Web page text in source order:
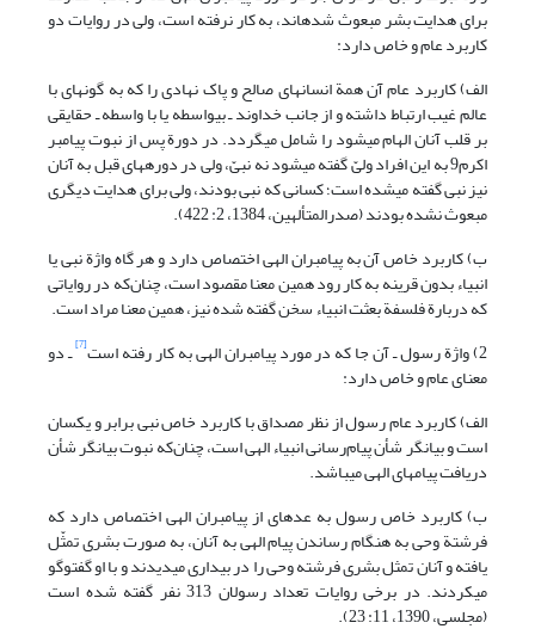
برای هدایت بشر مبعوث شده­اند، به کار نرفته است، ولی در روایات دو
کاربرد عام و خاص دارد:
الف) کاربرد عام آن همة انسان­های صالح و پاک نهادی را که به گونه­ای با
عالم غیب ارتباط داشته و از جانب خداوند ـ بی­واسطه یا با واسطه ـ حقایقی
بر قلب آنان الهام می­شود را شامل می‏گردد. در دورة پس از نبوت پیامبر
اکرم9 به این افراد ولیّ گفته می­شود نه نبیّ، ولی در دوره­های قبل به آنان
نیز نبی گفته می­شده است؛ کسانی که نبی بودند، ولی برای هدایت دیگری
مبعوث نشده بودند (صدرالمتألهین، 1384، 2: 422).
ب) کاربرد خاص آن به پیامبران الهی اختصاص دارد و هر گاه واژة نبی یا
انبیاء بدون قرینه به کار رود همین معنا مقصود است، چنان‌که در روایاتی
که دربارة فلسفة بعثت انبیاء سخن گفته شده نیز، همین معنا مراد است.
2) واژة رسول ـ‌ آن جا که در مورد پیامبران الهی به کار رفته است
[7] ـ‌ دو
معنای عام و خاص دارد:
الف) کاربرد عام رسول از نظر مصداق با کاربرد خاص نبی برابر و یکسان
است و بیان­گر شأن پیام‌رسانی انبیاء‌ الهی است، چنان‌که نبوت بیان­گر شأن
دریافت پیام­های الهی می­باشد.
ب) کاربرد خاص رسول به عده­ای از پیامبران الهی اختصاص دارد که
فرشتة وحی به هنگام رساندن پیام الهی به آنان، به صورت بشری تمثّل
یافته و آنان تمثل بشری فرشته وحی را در بیداری می­دیدند و با او گفت­وگو
می­کردند. در برخی روایات تعداد رسولان 313 نفر گفته شده است
(مجلسی، 1390، 11: 23).